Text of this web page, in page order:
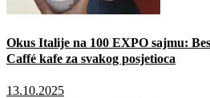
Okus Italije na 100 EXPO sajmu:
Caffé kafe za svakog posjetioca
13.10.2025